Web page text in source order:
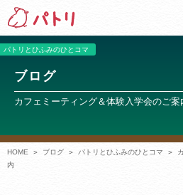
パトリとひふみのひとコマ
ブログ
カフェミーティング＆体験入学会のご案
HOME ブログ パトリとひふみのひとコマ
内